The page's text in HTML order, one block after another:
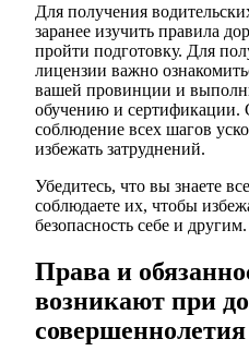
Для получения
заранее изучить правила
пройти подготовку. Для
лицензии важно
вашей провинции и
обучению и сертификации.
соблюдение всех шагов
избежать затруднений.
Убедитесь, что вы знаете
соблюдаете их, чтобы
безопасность себе и другим.
Права и
возникают при
совершеннолетия